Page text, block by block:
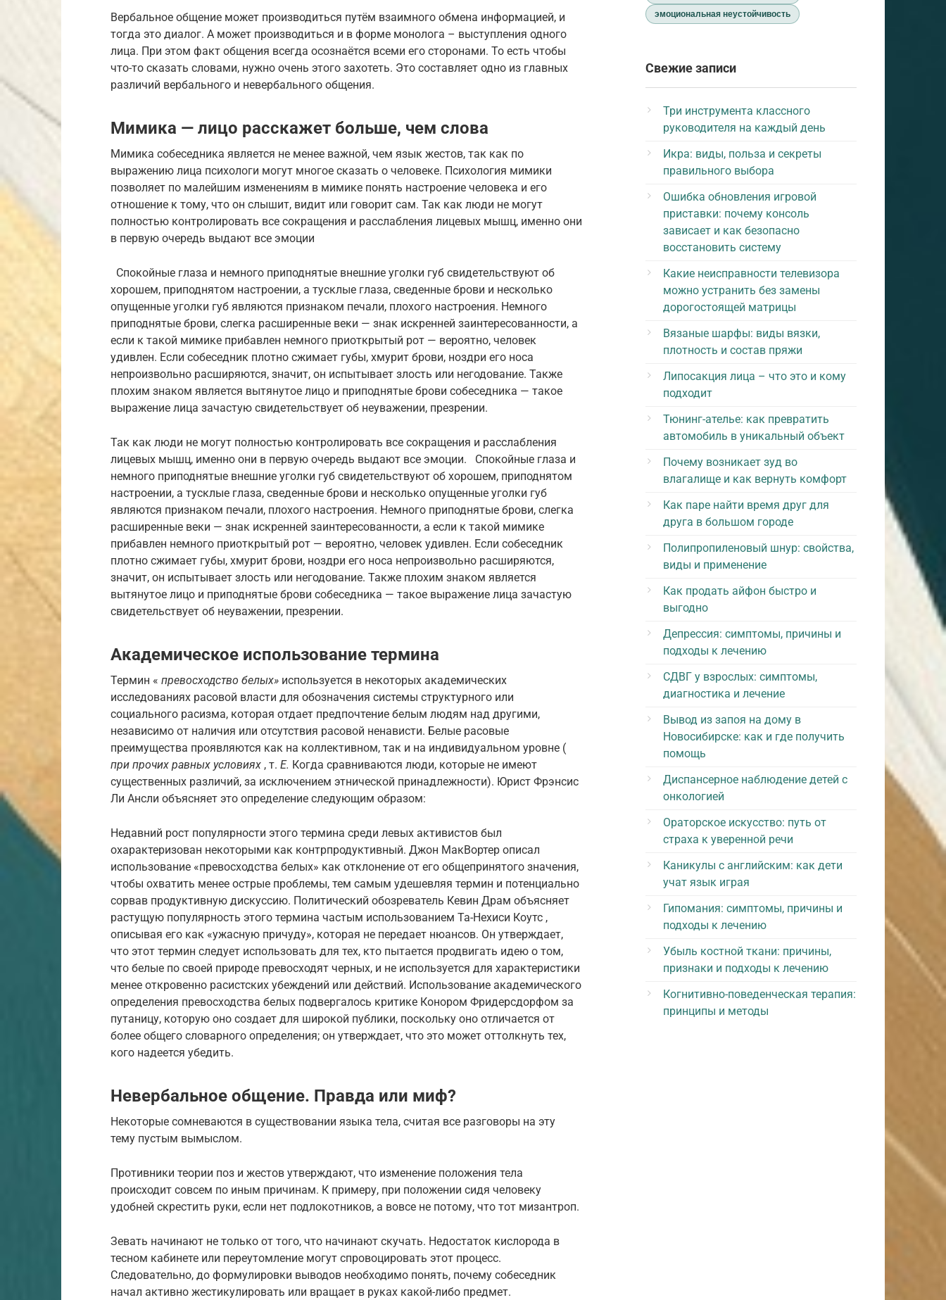
Вербальное общение может производиться путём взаимного обмена информацией, и
тогда это диалог. А может производиться и в форме монолога – выступления одного
лица. При этом факт общения всегда осознаётся всеми его сторонами. То есть чтобы
что-то сказать словами, нужно очень этого захотеть. Это составляет одно из главных
различий вербального и невербального общения.
Мимика — лицо расскажет больше, чем слова
Мимика собеседника является не менее важной, чем язык жестов, так как по
выражению лица психологи могут многое сказать о человеке. Психология мимики
позволяет по малейшим изменениям в мимике понять настроение человека и его
отношение к тому, что он слышит, видит или говорит сам. Так как люди не могут
полностью контролировать все сокращения и расслабления лицевых мышц, именно они
в первую очередь выдают все эмоции
Спокойные глаза и немного приподнятые внешние уголки губ свидетельствуют об
хорошем, приподнятом настроении, а тусклые глаза, сведенные брови и несколько
опущенные уголки губ являются признаком печали, плохого настроения. Немного
приподнятые брови, слегка расширенные веки — знак искренней заинтересованности, а
если к такой мимике прибавлен немного приоткрытый рот — вероятно, человек
удивлен. Если собеседник плотно сжимает губы, хмурит брови, ноздри его носа
непроизвольно расширяются, значит, он испытывает злость или негодование. Также
плохим знаком является вытянутое лицо и приподнятые брови собеседника — такое
выражение лица зачастую свидетельствует об неуважении, презрении.
Так как люди не могут полностью контролировать все сокращения и расслабления
лицевых мышц, именно они в первую очередь выдают все эмоции. Спокойные глаза и
немного приподнятые внешние уголки губ свидетельствуют об хорошем, приподнятом
настроении, а тусклые глаза, сведенные брови и несколько опущенные уголки губ
являются признаком печали, плохого настроения. Немного приподнятые брови, слегка
расширенные веки — знак искренней заинтересованности, а если к такой мимике
прибавлен немного приоткрытый рот — вероятно, человек удивлен. Если собеседник
плотно сжимает губы, хмурит брови, ноздри его носа непроизвольно расширяются,
значит, он испытывает злость или негодование. Также плохим знаком является
вытянутое лицо и приподнятые брови собеседника — такое выражение лица зачастую
свидетельствует об неуважении, презрении.
Академическое использование термина
Термин « превосходство белых» используется в некоторых академических
исследованиях расовой власти для обозначения системы структурного или
социального расизма, которая отдает предпочтение белым людям над другими,
независимо от наличия или отсутствия расовой ненависти. Белые расовые
преимущества проявляются как на коллективном, так и на индивидуальном уровне (
при прочих равных условиях , т. Е. Когда сравниваются люди, которые не имеют
существенных различий, за исключением этнической принадлежности). Юрист Фрэнсис
Ли Ансли объясняет это определение следующим образом:
Недавний рост популярности этого термина среди левых активистов был
охарактеризован некоторыми как контрпродуктивный. Джон МакВортер описал
использование «превосходства белых» как отклонение от его общепринятого значения,
чтобы охватить менее острые проблемы, тем самым удешевляя термин и потенциально
сорвав продуктивную дискуссию. Политический обозреватель Кевин Драм объясняет
растущую популярность этого термина частым использованием Та-Нехиси Коутс ,
описывая его как «ужасную причуду», которая не передает нюансов. Он утверждает,
что этот термин следует использовать для тех, кто пытается продвигать идею о том,
что белые по своей природе превосходят черных, и не используется для характеристики
менее откровенно расистских убеждений или действий. Использование академического
определения превосходства белых подвергалось критике Конором Фридерсдорфом за
путаницу, которую оно создает для широкой публики, поскольку оно отличается от
более общего словарного определения; он утверждает, что это может оттолкнуть тех,
кого надеется убедить.
Невербальное общение. Правда или миф?
Некоторые сомневаются в существовании языка тела, считая все разговоры на эту
тему пустым вымыслом.
Противники теории поз и жестов утверждают, что изменение положения тела
происходит совсем по иным причинам. К примеру, при положении сидя человеку
удобней скрестить руки, если нет подлокотников, а вовсе не потому, что тот мизантроп.
Зевать начинают не только от того, что начинают скучать. Недостаток кислорода в
тесном кабинете или переутомление могут спровоцировать этот процесс.
Следовательно, до формулировки выводов необходимо понять, почему собеседник
начал активно жестикулировать или вращает в руках какой-либо предмет.
эмоциональная неустойчивость
Свежие записи
Три инструмента классного
руководителя на каждый день
Икра: виды, польза и секреты
правильного выбора
Ошибка обновления игровой
приставки: почему консоль
зависает и как безопасно
восстановить систему
Какие неисправности телевизора
можно устранить без замены
дорогостоящей матрицы
Вязаные шарфы: виды вязки,
плотность и состав пряжи
Липосакция лица – что это и кому
подходит
Тюнинг-ателье: как превратить
автомобиль в уникальный объект
Почему возникает зуд во
влагалище и как вернуть комфорт
Как паре найти время друг для
друга в большом городе
Полипропиленовый шнур: свойства,
виды и применение
Как продать айфон быстро и
выгодно
Депрессия: симптомы, причины и
подходы к лечению
СДВГ у взрослых: симптомы,
диагностика и лечение
Вывод из запоя на дому в
Новосибирске: как и где получить
помощь
Диспансерное наблюдение детей с
онкологией
Ораторское искусство: путь от
страха к уверенной речи
Каникулы с английским: как дети
учат язык играя
Гипомания: симптомы, причины и
подходы к лечению
Убыль костной ткани: причины,
признаки и подходы к лечению
Когнитивно-поведенческая терапия:
принципы и методы